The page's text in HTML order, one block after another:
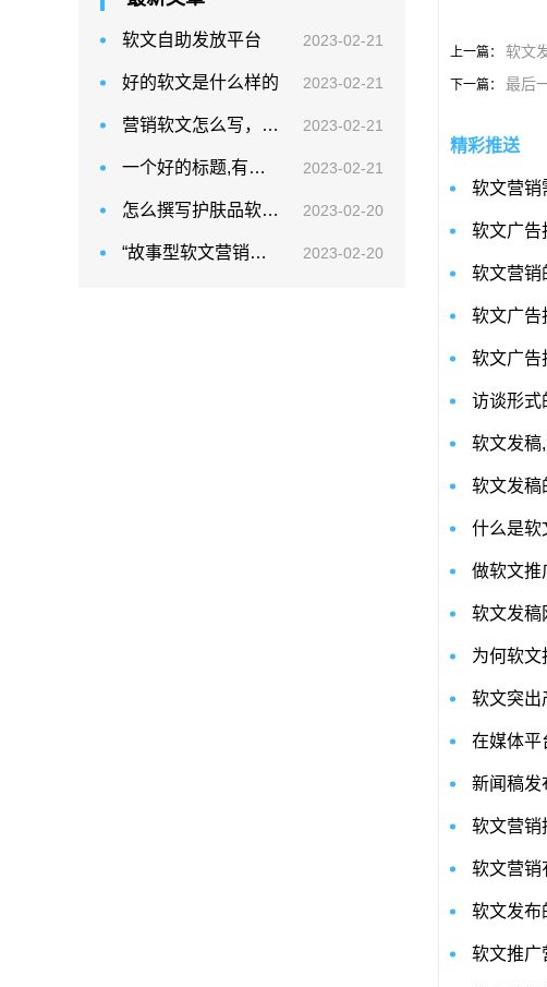
软文自助发放平台 2023-02-21
好的软文是什么样的 2023-02-21
营销软文怎么写，干货分享 2023-02-21
一个好的标题,有吸引力 2023-02-21
怎么撰写护肤品软文？代写软文企业有吗？ 2023-02-20
“故事型软文营销该如何做？” 2023-02-20
上一篇： 软文
下一篇： 最后
精彩推送
软文营销
软文广告
软文营销
软文广告
软文广告
访谈形式
软文发稿
软文发稿
什么是软
做软文推
软文发稿
为何软文
软文突出
在媒体平
软文营销
软文营销
软文推广